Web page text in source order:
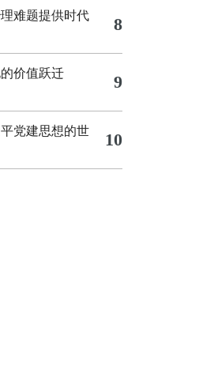
难题提供时代
8
价值跃迁 9
党建思想的世
10